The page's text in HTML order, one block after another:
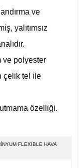
ve
yalıtımsız
ve polyester
çelik tel ile
özelliği.
FLEXIBLE HAVA